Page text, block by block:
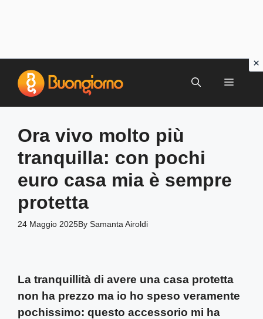
contenuto
MENU
Ora vivo molto più
tranquilla: con pochi
euro casa mia è sempre
protetta
24 Maggio 2025By Samanta Airoldi
La tranquillità di avere una casa protetta
non ha prezzo ma io ho speso veramente
pochissimo: questo accessorio mi ha